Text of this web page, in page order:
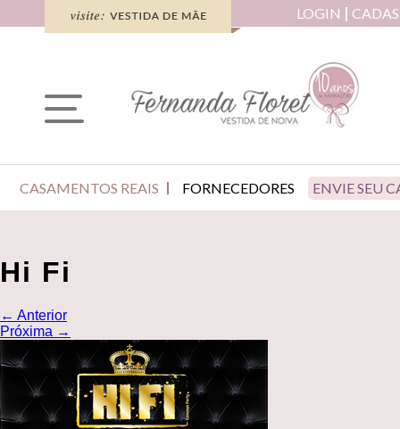
LOGIN
CASAMENTOS REAIS FORNECEDORES ENVIE SEU
Hi Fi
← Anterior
Próxima →